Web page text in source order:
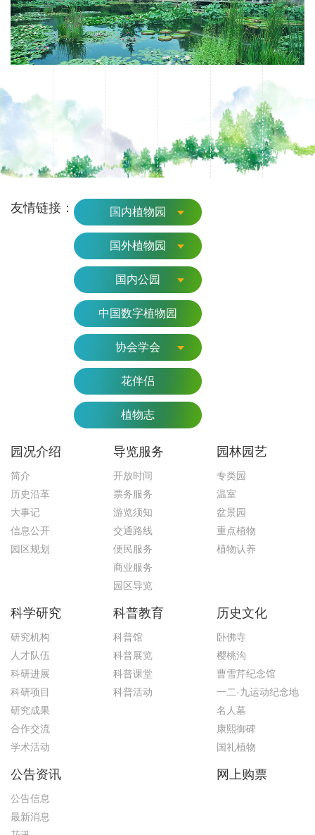
友情链接： 国内植物园
国外植物园
国内公园
中国数字植物园
协会学会
花伴侣
植物志
园况介绍
简介
历史沿革
大事记
信息公开
园区规划
导览服务
开放时间
票务服务
游览须知
交通路线
便民服务
商业服务
园区导览
园林园艺
专类园
温室
盆景园
重点植物
植物认养
科学研究
研究机构
人才队伍
科研进展
科研项目
研究成果
合作交流
学术活动
科普教育
科普馆
科普展览
科普课堂
科普活动
历史文化
卧佛寺
樱桃沟
曹雪芹纪念馆
一二·九运动纪念地
名人墓
康熙御碑
国礼植物
公告资讯
公告信息
最新消息
网上购票